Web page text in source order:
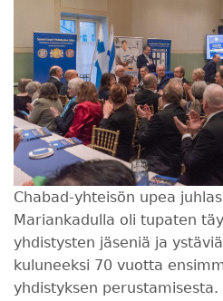
Chabad-yhteisön upea
Mariankadulla oli tupaten
yhdistysten jäseniä ja
kuluneeksi 70 vuotta
yhdistyksen perustamisesta.